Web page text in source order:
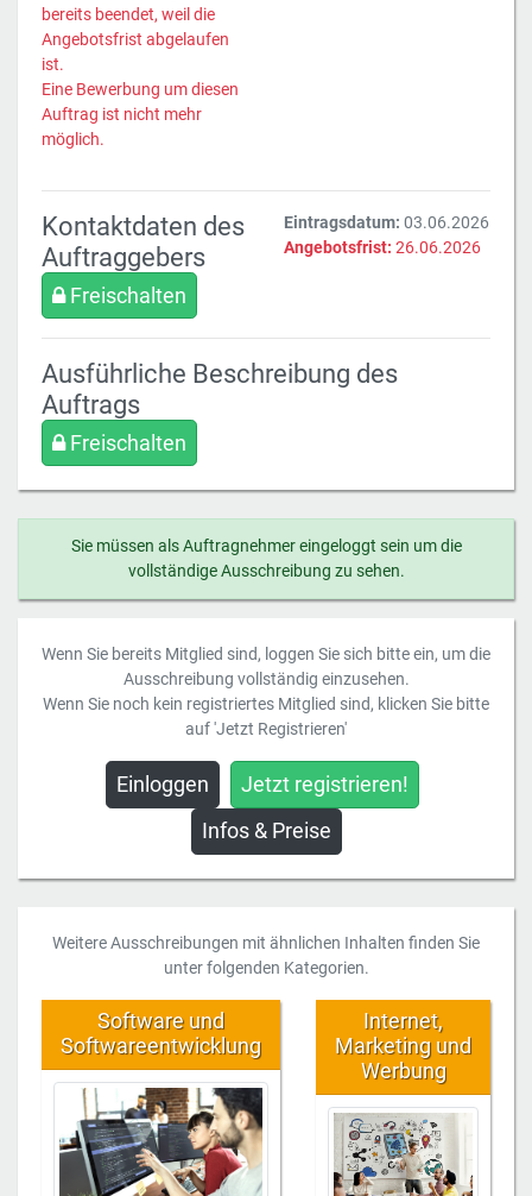
bereits beendet, weil die
Angebotsfrist abgelaufen
ist.
Eine Bewerbung um diesen
Auftrag ist nicht mehr
möglich.
Kontaktdaten des
Auftraggebers
Freischalten
Eintragsdatum: 03.06.2026
Angebotsfrist: 26.06.2026
Ausführliche Beschreibung des
Auftrags
Freischalten
Sie müssen als Auftragnehmer eingeloggt sein um die
vollständige Ausschreibung zu sehen.
Wenn Sie bereits Mitglied sind, loggen Sie sich bitte ein, um die
Ausschreibung vollständig einzusehen.
Wenn Sie noch kein registriertes Mitglied sind, klicken Sie bitte
auf 'Jetzt Registrieren'
Einloggen
Jetzt registrieren!
Infos & Preise
Weitere Ausschreibungen mit ähnlichen Inhalten finden Sie
unter folgenden Kategorien.
Software und
Softwareentwicklung
Internet,
Marketing und
Werbung